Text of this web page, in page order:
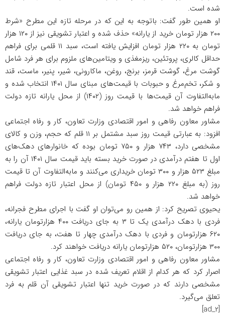
شده است.
او همین طور گفت: باتوجه به این که در مرحله تازه این مطرح «شرط
۲۰۰ هزار تومان خرید از یارانه» حذف شده و اعتبار تشویقی نیز از ۱۲۰ هزار
تومان به ۲۲۰ هزار تومان افزایش یافته است، سبد ۱۱ قلمی برای فراهم
حداقل کالری، پروتئین، ریزمغذی و ویتامین‌های ملزوم برای هر فرد شامل
گوشت مرغ، گوشت قرمز، برنج، روغن، ماکارونی، شیر، پنیر، ماست، قند
و شکر، تخم‌مرغ و حبوبات با قیمت‌های مبنای سال ۱۴۰۱ انتخاب شده و
مابه‌التفاوت آن قیمت‌ها با قیمت روز (۱۴۰۲) از محل یارانه تازه دولت
فراهم خواهد شد.
مشاور معاون رفاهی و امور اقتصادی وزارت تعاون، کار و رفاه اجتماعی
افزود: به عبارتی قیمت روز سبد مشتمل بر ۱۱ قلم که حجم، وزن و کالای
مشخصی دارد، ۷۴۳ هزار و ۷۵۰ تومان بوده که خانوارهای دهک‌های
اول تا هفتم درآمدی در صورت خرید بسته باید قیمت سال ۱۴۰۱ آن را به
مبلغ ۵۲۳ هزار و ۳۰۰ تومان خریداری می‌کنند و مابه‌التفاوت آن تا قیمت
روز (به مبلغ ۲۲۰ هزار و ۴۵۰ تومان) از محل اعتبار تازه دولت فراهم
خواهد شد.
یحیوی تصریح کرد: از همین رو می‌توان او گفت با اجرای مطرح فجرانه،
فردی با دهک درآمدی یک تا ۳ به جای دریافت ۴۰۰ هزارتومان یارانه،
۶۲۰ هزارتومان و فردی با دهک درآمدی چهار تا هفت، به جای دریافت
۳۰۰ هزارتومان، ۵۲۰ هزارتومان یارانه دریافت خواهند کرد.
مشاور معاون رفاهی و امور اقتصادی وزارت تعاون، کار و رفاه اجتماعی
اصرار کرد که هر کدام از اقلام تعریف شده در سبد غذایی اعتبار تشویقی
مشخصی دارند که در صورت خرید تنها اعتبار تشویقی آن قلم به فرد
تعلق می‌گیرد.
[ad_2]